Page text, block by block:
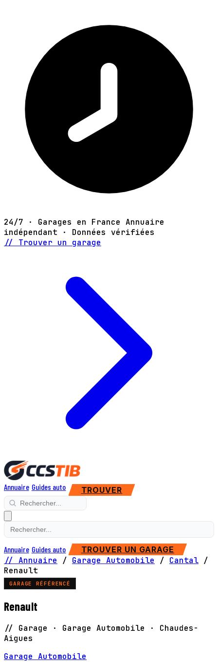
24/7 · Garages en France Annuaire
indépendant · Données vérifiées
// Trouver un garage
Annuaire Guides auto TROUVER
Annuaire Guides auto TROUVER UN GARAGE
// Annuaire / Garage Automobile / Cantal /
Renault
GARAGE RÉFÉRENCÉ
Renault
// Garage · Garage Automobile · Chaudes-
Aigues
Garage Automobile